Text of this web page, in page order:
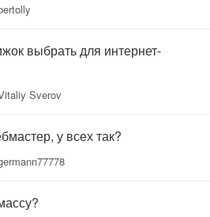
выбрать для интернет-
Sverov
у всех так?